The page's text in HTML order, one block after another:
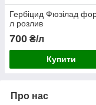
Гербіцид Фюзілад
л розлив
700 ₴/л
Купити
Про нас